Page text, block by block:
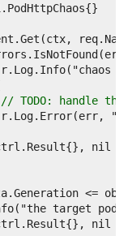
// TODO: handle